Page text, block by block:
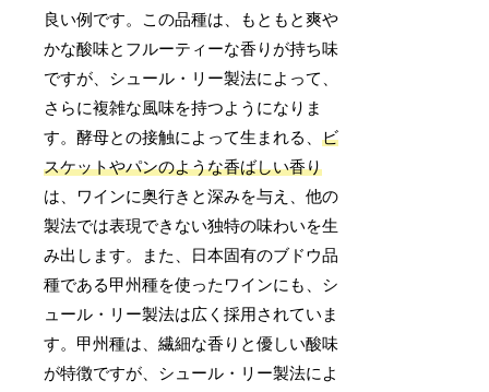
良い例です。この品種は、もともと爽や
かな酸味とフルーティーな香りが持ち味
ですが、シュール・リー製法によって、
さらに複雑な風味を持つようになりま
す。酵母との接触によって生まれる、ビ
スケットやパンのような香ばしい香り
は、ワインに奥行きと深みを与え、他の
製法では表現できない独特の味わいを生
み出します。また、日本固有のブドウ品
種である甲州種を使ったワインにも、シ
ュール・リー製法は広く採用されていま
す。甲州種は、繊細な香りと優しい酸味
が特徴ですが、シュール・リー製法によ